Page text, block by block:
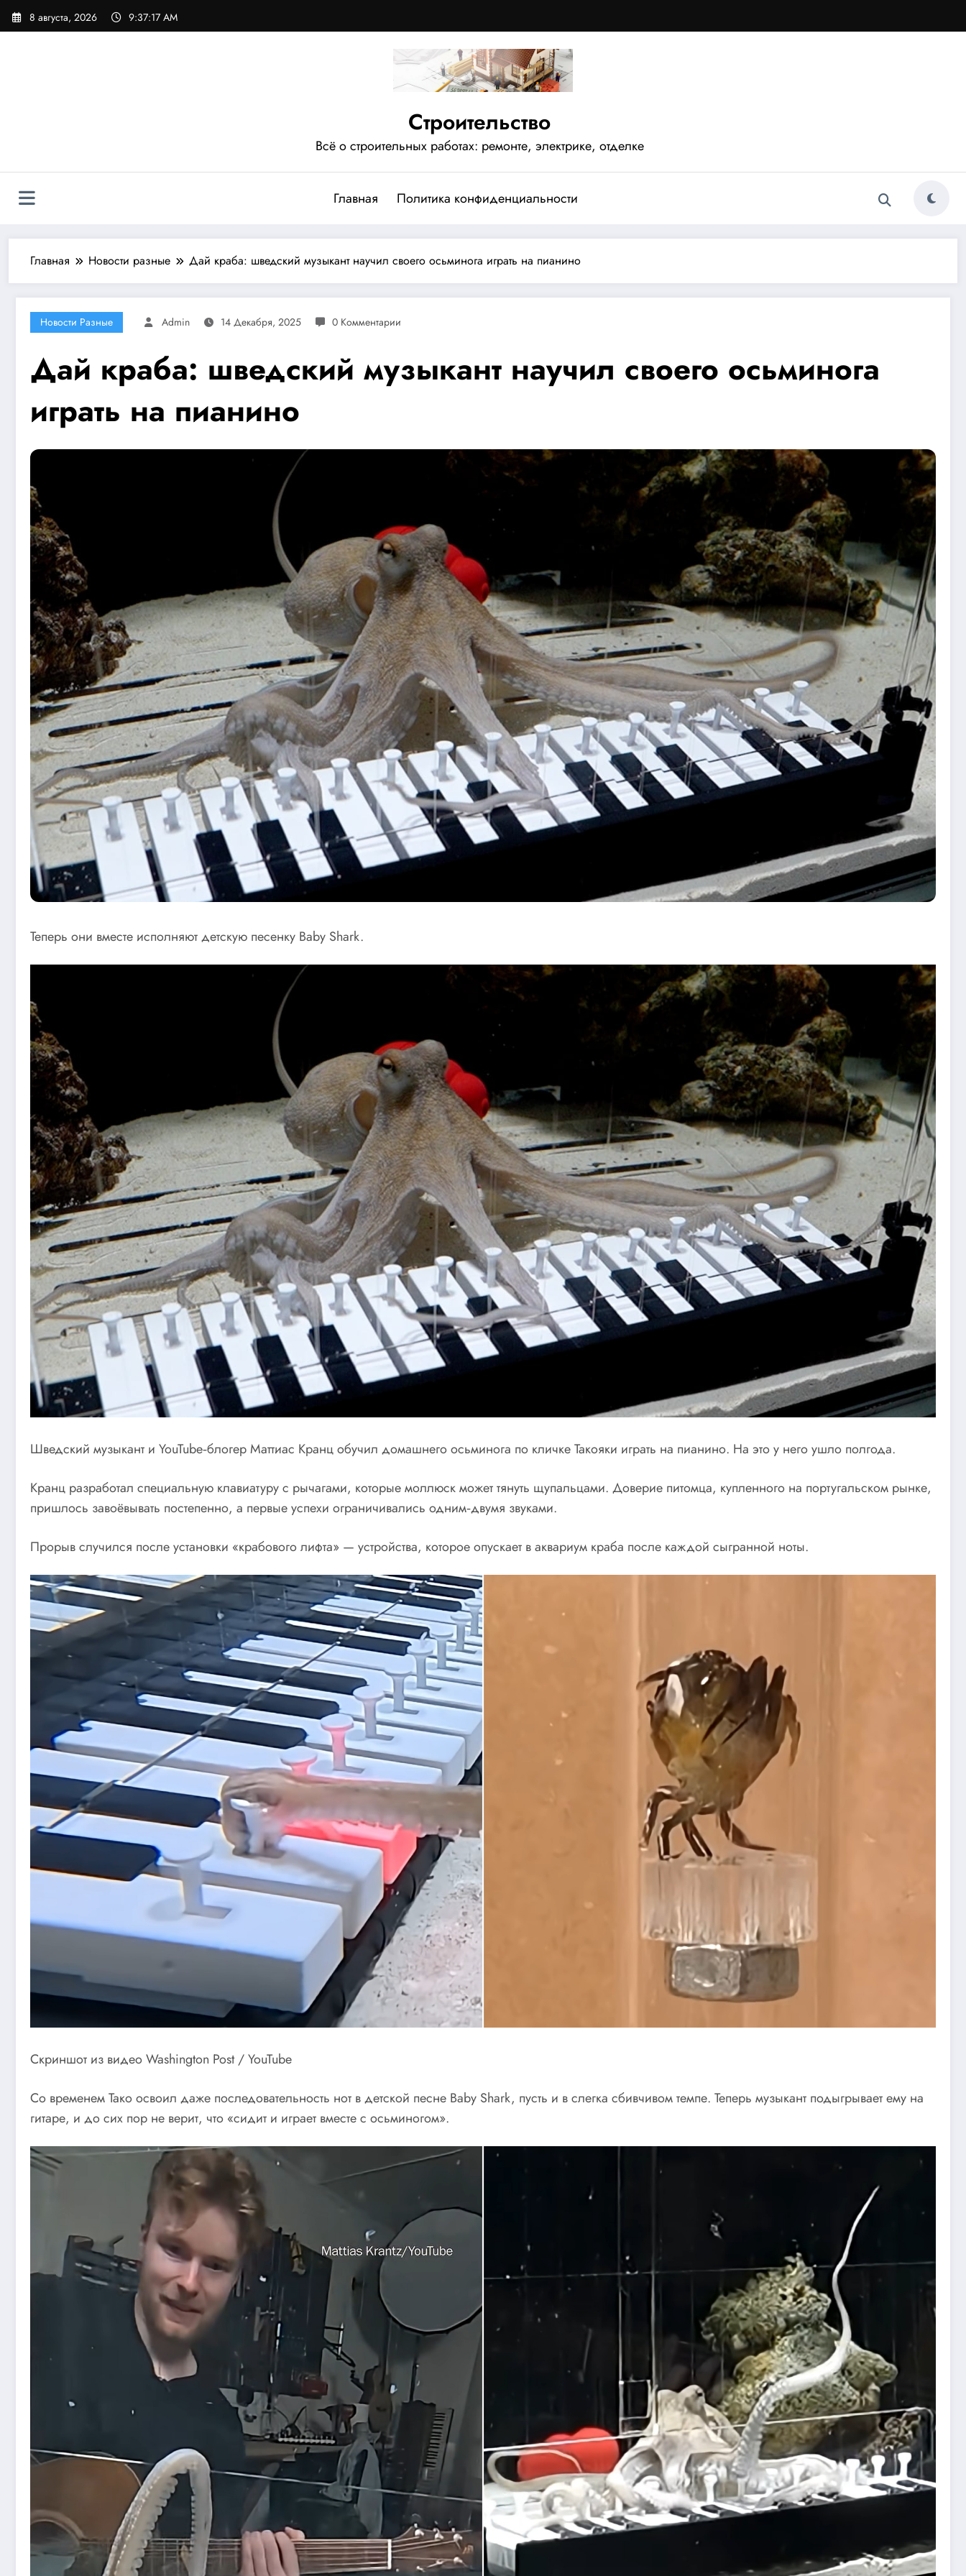
Перейти
8 августа, 2026 9:37:19 AM
Строительство
Всё о строительных работах: ремонте, электрике, отделке
Главная Политика конфиденциальности
Главная Новости разные Дай краба: шведский музыкант научил своего осьминога играть на пианино
Новости Разные Admin 14 Декабря, 2025 0 Комментарии
Дай краба: шведский музыкант научил своего осьминога
играть на пианино
Теперь они вместе исполняют детскую песенку Baby Shark.
Шведский музыкант и YouTube‑блогер Маттиас Кранц обучил домашнего осьминога по кличке Такояки играть на пианино. На это у него ушло полгода.
Кранц разработал специальную клавиатуру с рычагами, которые моллюск может тянуть щупальцами. Доверие питомца, купленного на португальском рынке,
пришлось завоёвывать постепенно, а первые успехи ограничивались одним‑двумя звуками.
Прорыв случился после установки «крабового лифта» — устройства, которое опускает в аквариум краба после каждой сыгранной ноты.
Скриншот из видео Washington Post / YouTube
Со временем Тако освоил даже последовательность нот в детской песне Baby Shark, пусть и в слегка сбивчивом темпе. Теперь музыкант подыгрывает ему на
гитаре, и до сих пор не верит, что «сидит и играет вместе с осьминогом».